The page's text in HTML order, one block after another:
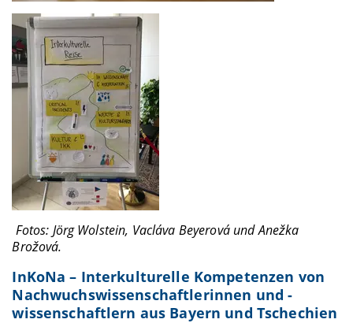
Fotos: Jörg Wolstein, Vacláva Beyerová und Anežka
Brožová.
InKoNa – Interkulturelle Kompetenzen von
Nachwuchswissenschaftlerinnen und -
wissenschaftlern aus Bayern und Tschechien